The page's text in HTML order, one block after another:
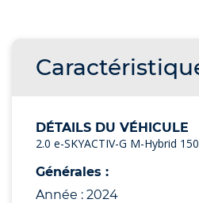
DÉTAILS DU VÉHICULE
2.0 e-SKYACTIV-G M-Hybrid
Générales :
Année : 2024